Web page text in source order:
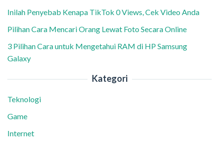
Inilah Penyebab Kenapa TikTok 0 Views, Cek Video Anda
Pilihan Cara Mencari Orang Lewat Foto Secara Online
3 Pilihan Cara untuk Mengetahui RAM di HP Samsung
Galaxy
Kategori
Teknologi
Game
Internet